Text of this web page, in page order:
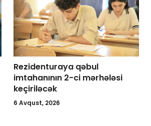
Rezidenturaya qəbul
imtahanının 2-ci mərhələsi
keçiriləcək
6 Avqust, 2026